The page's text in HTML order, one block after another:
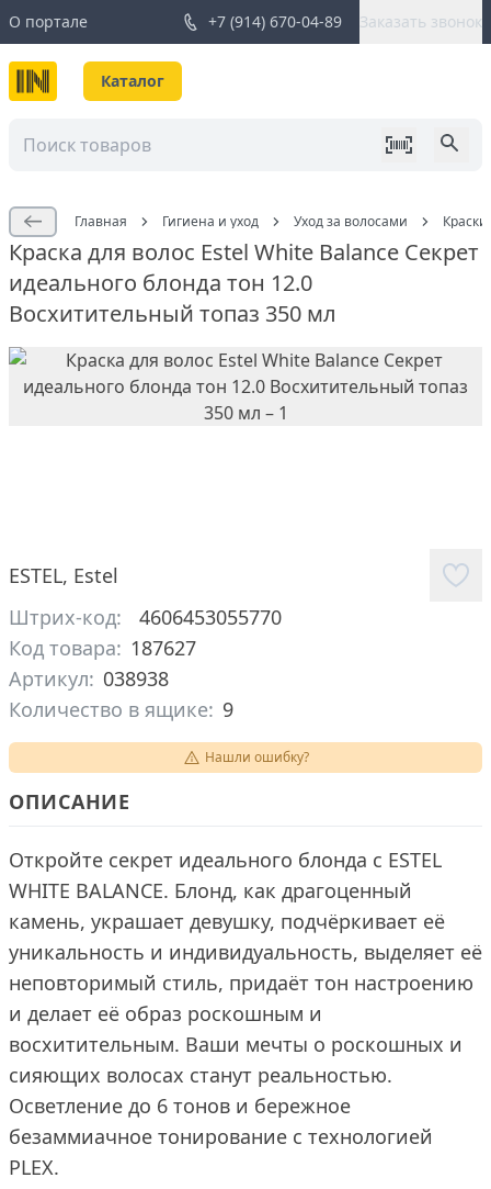
О портале +7 (914) 670-04-89 Заказать звонок
Каталог
Главная Гигиена и уход Уход за волосами
Краска для волос Estel White Balance Секрет
идеального блонда тон 12.0
Восхитительный топаз 350 мл
ESTEL, Estel
Штрих-код:
4606453055770
Код товара: 187627
Артикул: 038938
Количество в ящике: 9
Нашли ошибку?
ОПИСАНИЕ
Откройте секрет идеального блонда с ESTEL
WHITE BALANCE. Блонд, как драгоценный
камень, украшает девушку, подчёркивает её
уникальность и индивидуальность, выделяет её
неповторимый стиль, придаёт тон настроению
и делает её образ роскошным и
восхитительным. Ваши мечты о роскошных и
сияющих волосах станут реальностью.
Осветление до 6 тонов и бережное
безаммиачное тонирование с технологией
PLEX.